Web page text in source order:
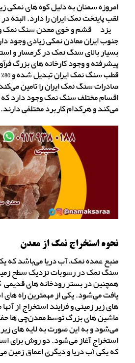
امروزه سمنان به دلیل کوه های نمکی
لقب پایتخت نمک ایران را دارد. البته
_ یزد _ قشم و خوی معدن سنگ نمک
جنوب ایران معادن نمکی زیادی وجود
بسیار بالای سنگ نمک در گرمسار و
پیشرفته و وجود کارخانه های بزرگ
صادرات سنگ نمک ایران را تامین
اقسام مختلف سنگ نمک وجود دارد که
می‌کند و هرکدام کاربرد مختلفی دارند.
نحوه استخراج نمک از معدن
منبع عمده نمک، آب دریا می‌باشد که
سنگ نمک در رسوبات نزدیک سطح
همچنین در بستر رودخانه های
یافت می‌شود. یکی از مهمترین راه
های زیر زمینی و فرایند استخراج از
ماشین های بزرگ توسط معدن‌چی ها
می‌شود و به این صورت به لایه های
استخراج آغاز می‌شود. دو روش برای
که یکی آب دریا و دیگری اعماق زمین